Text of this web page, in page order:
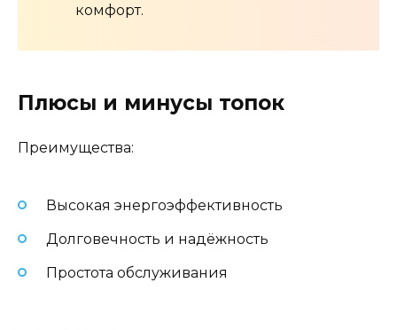
комфорт.
Плюсы и минусы топок
Преимущества:
Высокая энергоэффективность
Долговечность и надёжность
Простота обслуживания